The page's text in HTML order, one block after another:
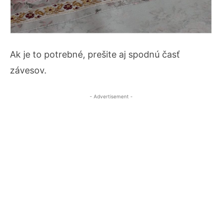
Ak je to potrebné, prešite aj spodnú časť
závesov.
- Advertisement -